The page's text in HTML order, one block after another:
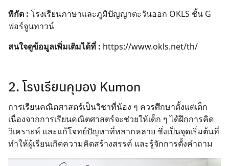
Search
for:
พิกัด : โรงเรียนภาษาและภูมิปัญญาตะวันออก OKLS ชั้น G
ฟอร์จูนทาวน์
สนใจดูข้อมูลเพิ่มเติมได้ที่ : https://www.okls.net/th/
2. โรงเรียนคุมอง Kumon
การเรียนคณิตศาสตร์เป็นวิชาที่น้อง ๆ ควรศึกษาตั้งแต่เด็ก
เนื่องจากการเรียนคณิตศาสตร์จะช่วยให้เด็ก ๆ ได้ฝึกการคิด
วิเคราะห์ และแก้โจทย์ปัญหาที่หลากหลาย ซึ่งเป็นจุดเริ่มต้นที่
ทำให้ผู้เรียนเกิดความคิดสร้างสรรค์ และรู้จักการตั้งคำถาม